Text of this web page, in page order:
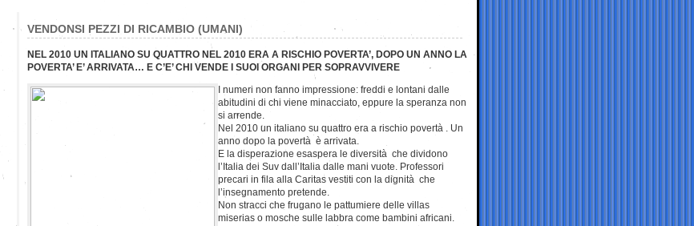
VENDONSI PEZZI DI RICAMBIO (UMANI)
NEL 2010 UN ITALIANO SU QUATTRO NEL 2010 ERA A RISCHIO POVERTA’, DOPO UN ANNO LA
POVERTA’ E’ ARRIVATA… E C’E’ CHI VENDE I SUOI ORGANI PER SOPRAVVIVERE
I numeri non fanno impressione: freddi e lontani dalle
abitudini di chi viene minacciato, eppure la speranza non
si arrende.
Nel 2010 un italiano su quattro era a rischio povertà . Un
anno dopo la povertà è arrivata.
E la disperazione esaspera le diversità che dividono
l’Italia dei Suv dall’Italia dalle mani vuote. Professori
precari in fila alla Caritas vestiti con la dignità che
l’insegnamento pretende.
Non stracci che frugano le pattumiere delle villas
miserias o mosche sulle labbra come bambini africani.